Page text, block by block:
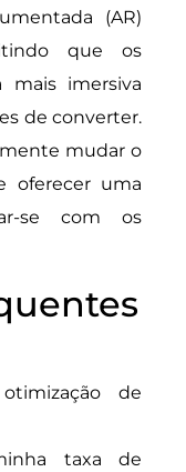
(AR)
que os
mais imersiva
de converter.
mudar o
oferecer uma
se com os
de
taxa de